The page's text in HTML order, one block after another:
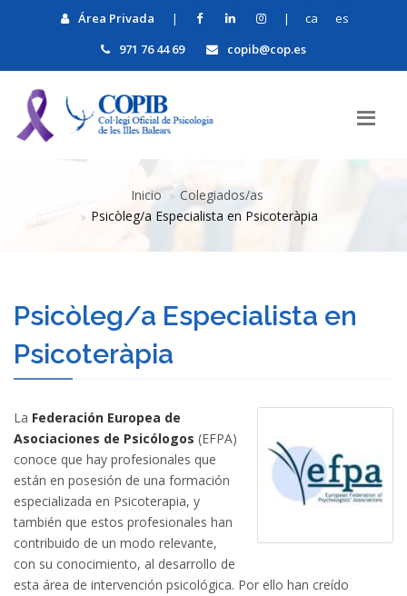
Área Privada | | ca
es
971 76 44 69
copib@cop.es
Inicio
Colegiados/as
Psicòleg/a Especialista en Psicoteràpia
Psicòleg/a Especialista en
Psicoteràpia
La Federación Europea de
Asociaciones de Psicólogos (EFPA)
conoce que hay profesionales que
están en posesión de una formación
especializada en Psicoterapia, y
también que estos profesionales han
contribuido de un modo relevante,
con su conocimiento, al desarrollo de
esta área de intervención psicológica. Por ello han creído